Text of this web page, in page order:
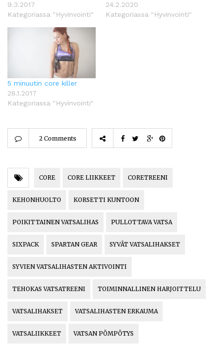
9.3.2017
Kategoriassa "Hyvinvointi"
24.2.2020
Kategoriassa "Hyvinvointi"
5 minuutin core killer
28.1.2017
Kategoriassa "Hyvinvointi"
2 Comments
CORE CORE LIIKKEET CORETREENI
KEHONHUOLTO KORSETTI KUNTOON
POIKITTAINEN VATSALIHAS PULLOTTAVA VATSA
SIXPACK SPARTAN GEAR SYVÄT VATSALIHAKSET
SYVIEN VATSALIHASTEN AKTIVOINTI
TEHOKAS VATSATREENI TOIMINNALLINEN HARJOITTELU
VATSALIHAKSET VATSALIHASTEN ERKAUMA
VATSALIIKKEET VATSAN PÖMPÖTYS